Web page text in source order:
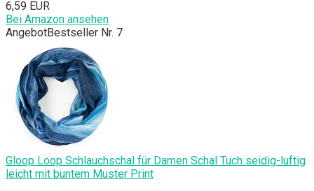
6,59 EUR
Bei Amazon ansehen
AngebotBestseller Nr. 7
Gloop Loop Schlauchschal für Damen Schal Tuch seidig-luftig
leicht mit buntem Muster Print